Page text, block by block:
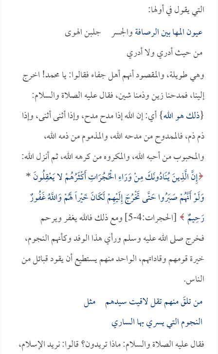
التي يقول في أولها:
عيون المها بينالرصافةوالجسر جلبن الهوى
من حيث أدري ولا أدري
وهي طويلة، والمقصود أنهم أهل جفاء فقالوا: يا محمد! اخرج
إلينا، فمدحنا زين وذمنا شين، فقال عليه الصلاة والسلام:
{ذلك هو الله} أي: إن الله إذا مدح مدح، وإذا أثنى أثنى، وإذا
ذم ذم، فالممدوح من مدحه الله، والمذموم من ذمه الله،
والمحبوب من أحبه الله، والمكروه من كرهه الله، ثم أنزل الله:
إِنَّ الَّذِينَ يُنَادُونَكَ مِنْ وَرَاءِ الْحُجُرَاتِ أَكْثَرُهُمْ لا يَعْقِلُونَ*
وَلَوْ أَنَّهُمْ صَبَرُوا حَتَّى تَخْرُجَ إِلَيْهِمْ لَكَانَ خَيْراً لَهُمْ وَاللَّهُ غَفُورٌ
رَحِيمٌ
[الحجرات:4-5] ومع ذلك فالله يغفر ويرحم
فخرج صلى الله عليه وسلم ورأي هذا الوفد وكأنهم النجوم،
خيرة قومهم وقاداتهم، الواحد منهم يستطيع أن يقود قبائل من
الناس.
من تلقَ منهم تقل لاقيت سيدهم مثل
النجوم التي يسري بها الساري
فقال عليه الصلاة والسلام: ماذا تريدون؟ قالوا: نريد الإسلام،